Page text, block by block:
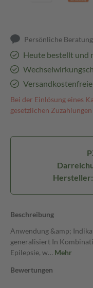
Persönliche Beratung
Heute bestellt und
Bei der Einlösung eines
gesetzlichen
Beschreibung
Anwendung &amp;
generalisiert In
Epilepsie, w… Mehr
Bewertungen